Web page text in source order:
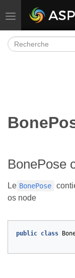
Basculer la
BonePose
Le BonePose
os node
public class